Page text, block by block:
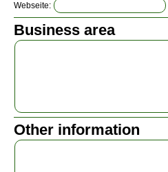
Webseite:
Business area
Other information